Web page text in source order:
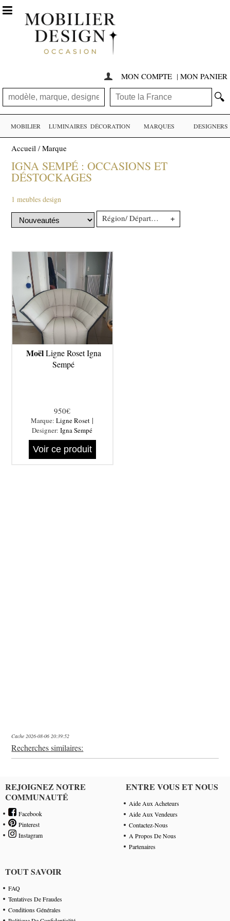
 MON COMPTE | MON PANIER
🔍

MOBILIER LUMINAIRES DÉCORATION MARQUES DESIGNERS
Accueil /Marque
IGNA SEMPÉ : OCCASIONS ET
DÉSTOCKAGES
1 meubles design
Région/ Département +
MoëlLigne Roset Igna
Sempé
950€
Marque:Ligne Roset |
Designer:Igna Sempé
Voir ce produit
Cache 2026-08-06 20:39:52
Recherches similaires:
REJOIGNEZ NOTRE
COMMUNAUTÉ
Facebook
Pinterest
Instagram
ENTRE VOUS ET NOUS
Aide Aux Acheteurs
Aide Aux Vendeurs
Contactez-Nous
A Propos De Nous
Partenaires
TOUT SAVOIR
FAQ
Tentatives De Fraudes
Conditions Générales